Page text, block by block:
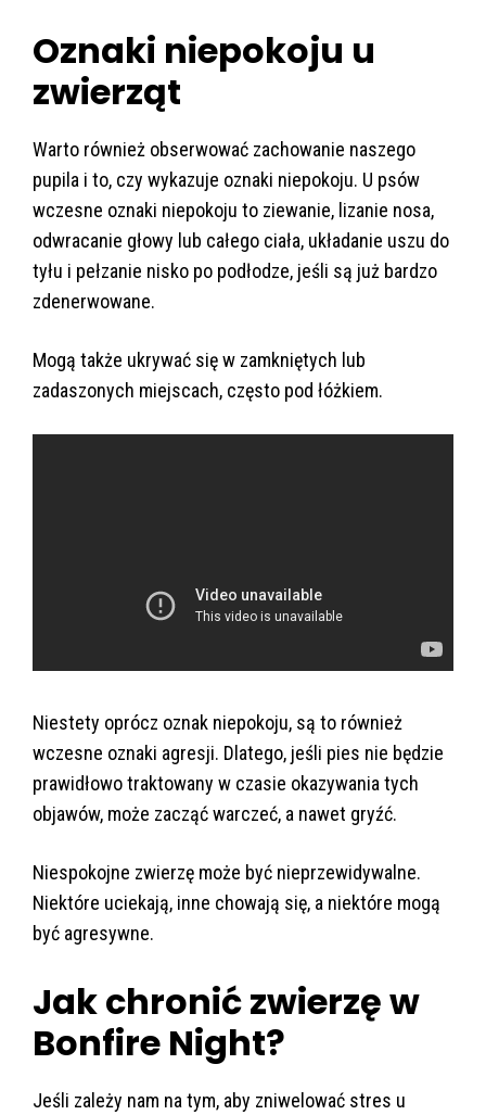
Oznaki niepokoju u
zwierząt
Warto również obserwować zachowanie naszego
pupila i to, czy wykazuje oznaki niepokoju. U psów
wczesne oznaki niepokoju to ziewanie, lizanie nosa,
odwracanie głowy lub całego ciała, układanie uszu do
tyłu i pełzanie nisko po podłodze, jeśli są już bardzo
zdenerwowane.
Mogą także ukrywać się w zamkniętych lub
zadaszonych miejscach, często pod łóżkiem.
Niestety oprócz oznak niepokoju, są to również
wczesne oznaki agresji. Dlatego, jeśli pies nie będzie
prawidłowo traktowany w czasie okazywania tych
objawów, może zacząć warczeć, a nawet gryźć.
Niespokojne zwierzę może być nieprzewidywalne.
Niektóre uciekają, inne chowają się, a niektóre mogą
być agresywne.
Jak chronić zwierzę w
Bonfire Night?
Jeśli zależy nam na tym, aby zniwelować stres u